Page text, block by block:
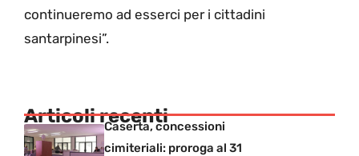
continueremo ad esserci per i cittadini
santarpinesi”.
Articoli recenti
Caserta, concessioni
cimiteriali: proroga al 31